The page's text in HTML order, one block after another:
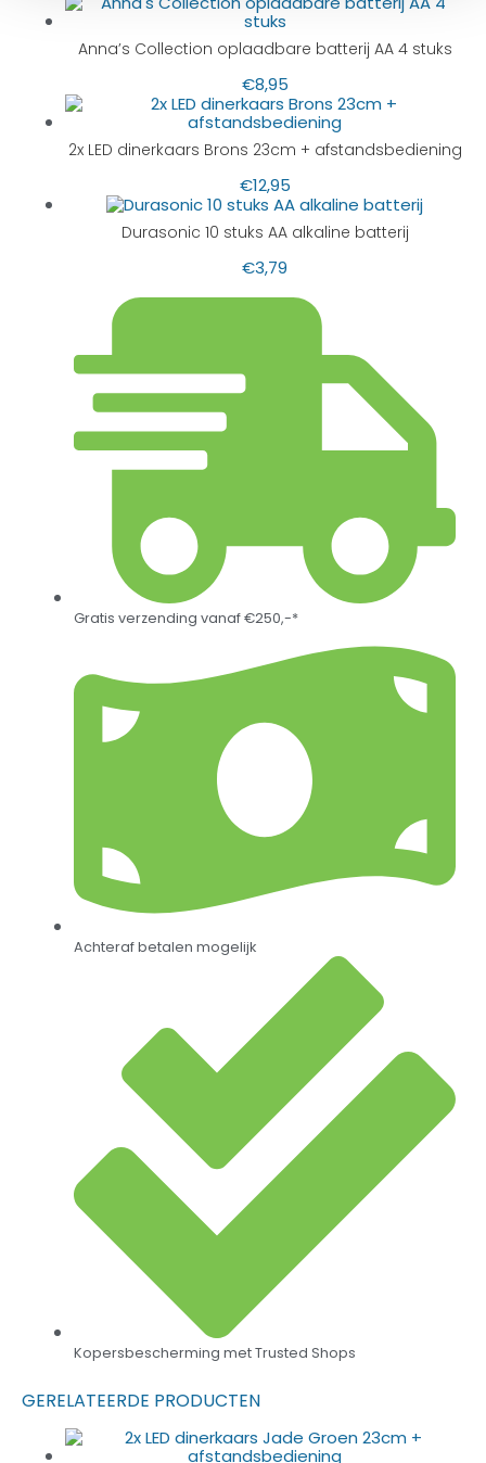
Anna’s Collection oplaadbare batterij AA 4 stuks
€8,95
2x LED dinerkaars Brons 23cm + afstandsbediening
€12,95
Durasonic 10 stuks AA alkaline batterij
€3,79
Gratis verzending vanaf €250,-*
Achteraf betalen mogelijk
Kopersbescherming met Trusted Shops
GERELATEERDE PRODUCTEN